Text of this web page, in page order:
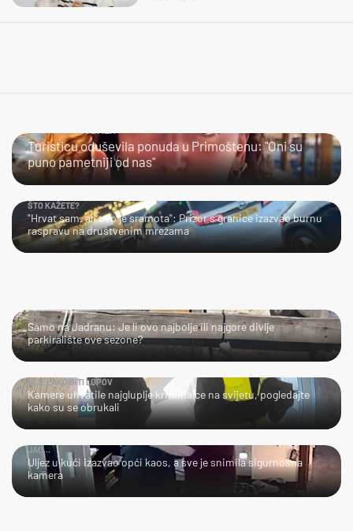
Turisticu oduševila ponuda u Primoštenu: "Oni su
puno pametniji od nas"
ŠTO KAŽETE?
"Hrvat sam, ali ovo je sramota": Prizor s granice izazvao burnu
raspravu na društvenim mrežama
LOL
Samo na Jadranu: Je li ovo najbolje ili najgore divlje
parkiralište ove sezone?
NIJE LAKO BITI LOPOV
Kamere uhvatile najgluplje kriminalce na svijetu, pogledajte
kako su se obrukali
JAO...
Uljez u kući izazvao opći kaos, a sve je snimila sigurnosna
kamera